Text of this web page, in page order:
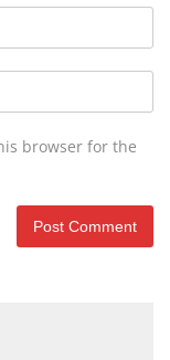
browser for the